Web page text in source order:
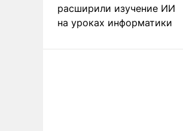
расширили изучение ИИ
на уроках информатики